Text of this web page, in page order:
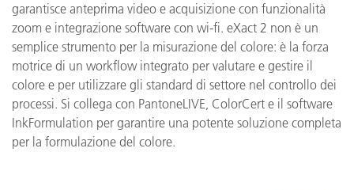
garantisce anteprima video e acquisizione con funzionalità
zoom e integrazione software con wi-fi. eXact 2 non è un
semplice strumento per la misurazione del colore: è la forza
motrice di un workflow integrato per valutare e gestire il
colore e per utilizzare gli standard di settore nel controllo dei
processi. Si collega con PantoneLIVE, ColorCert e il software
InkFormulation per garantire una potente soluzione completa
per la formulazione del colore.